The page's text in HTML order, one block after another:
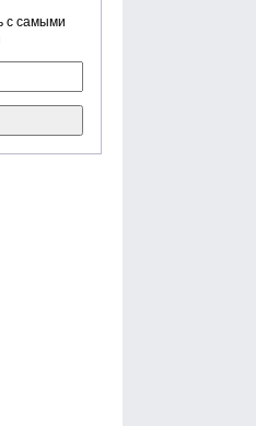
с самыми